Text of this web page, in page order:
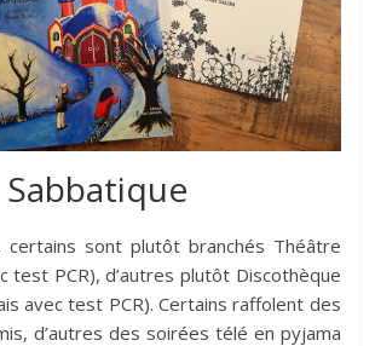
certains sont plutôt branchés Théâtre
test PCR), d’autres plutôt Discothèque
avec test PCR). Certains raffolent des
d’autres des soirées télé en pyjama